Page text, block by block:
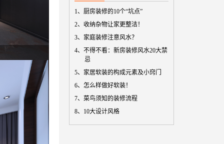
1、 厨房装修的10个“坑点”
2、 收纳杂物让家更整洁！
3、 家庭装修注意风水？
4、 不得不看：新房装修风水20大禁
忌
5、 家居软装的构成元素及小窍门
6、 怎么样做好软装！
7、 菜鸟须知的装修流程
8、 10大设计风格